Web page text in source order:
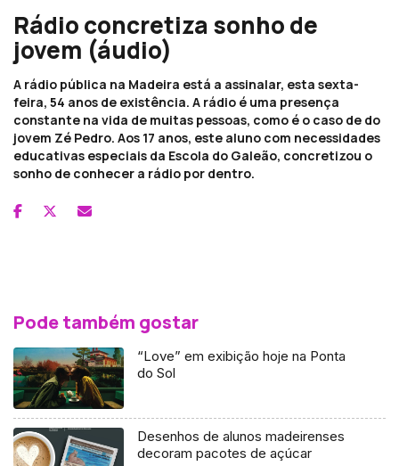
Rádio concretiza sonho de
jovem (áudio)
A rádio pública na Madeira está a assinalar, esta sexta-
feira, 54 anos de existência. A rádio é uma presença
constante na vida de muitas pessoas, como é o caso de do
jovem Zé Pedro. Aos 17 anos, este aluno com necessidades
educativas especiais da Escola do Galeão, concretizou o
sonho de conhecer a rádio por dentro.
Pode também gostar
“Love” em exibição hoje na Ponta
do Sol
Desenhos de alunos madeirenses
decoram pacotes de açúcar